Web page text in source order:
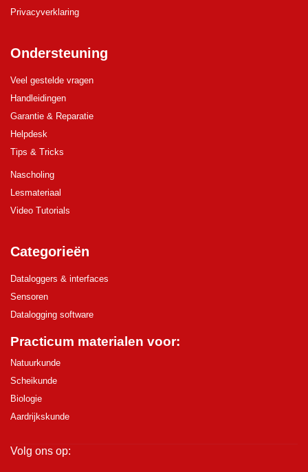
Privacyverklaring
Ondersteuning
Veel gestelde vragen
Handleidingen
Garantie & Reparatie
Helpdesk
Tips & Tricks
Nascholing
Lesmateriaal
Video Tutorials
Categorieën
Dataloggers & interfaces
Sensoren
Datalogging software
Practicum materialen voor:
Natuurkunde
Scheikunde
Biologie
Aardrijkskunde
Volg ons op: